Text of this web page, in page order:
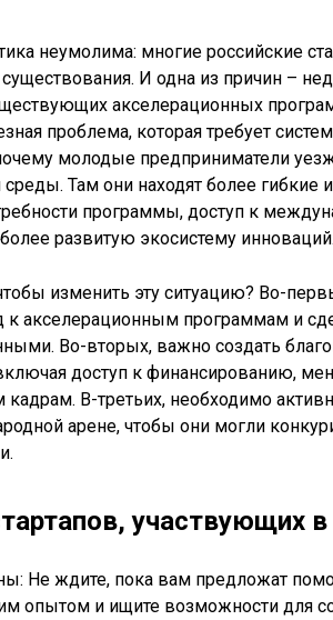
неумолима: многие российские
И одна из причин –
акселерационных
проблема, которая требует
молодые предприниматели
среды. Там они находят более гибкие
программы, доступ к
развитую экосистему инноваций.
изменить эту ситуацию? Во-
к акселерационным программам и
Во-вторых, важно создать
доступ к финансированию,
В-третьих, необходимо
арене, чтобы они могли
участвующих в
Не ждите, пока вам предложат
опытом и ищите возможности для